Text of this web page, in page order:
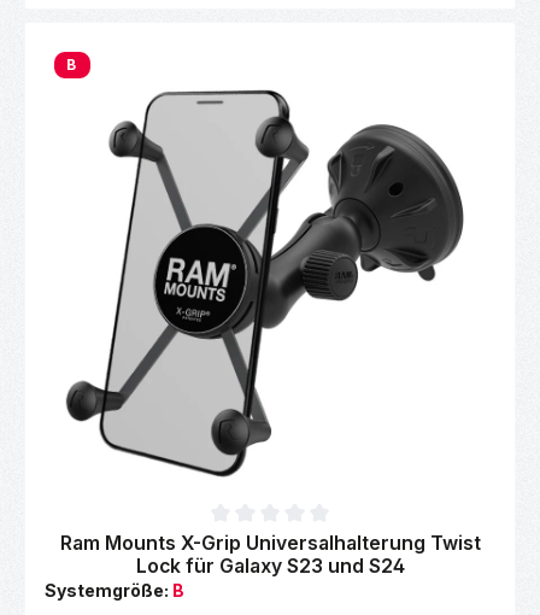
B
Durchschnittliche Bewertung von 0 von 5 Sternen
Ram Mounts X-Grip Universalhalterung Twist
Lock für Galaxy S23 und S24
Systemgröße: B